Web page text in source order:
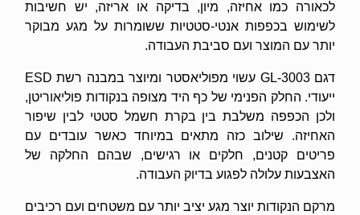
לכאורה כמו אחיזה, מיון, בדיקה או אריזה, יש חשיבות
לשימוש בכפפות אנטי-סטטיות ששומרות על מגע מבוקר
יותר עם המוצר ועם סביבת העבודה.
דגם GL-3003 עשוי מפוליאסטר ומיוצר במבנה רשת ESD
ייעודי. החלק הפנימי של כף היד מצופה בנקודות פוליאוריטן,
ולכן הכפפה משלבת בין בקרת חשמל סטטי לבין שיפור
האחיזה. שילוב כזה מתאים במיוחד כאשר עובדים עם
פריטים קטנים, חלקים או רגישים, שבהם החלקה של
האצבעות עלולה לפגוע בדיוק העבודה.
מרקם הנקודות יוצר מגע יציב יותר עם משטחים ועם רכיבים